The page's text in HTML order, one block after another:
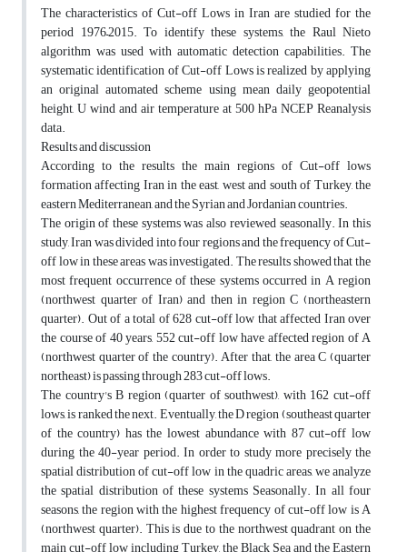
The characteristics of Cut-off Lows in Iran are studied for the
period 1976–2015. To identify these systems, the Raul Nieto
algorithm was used with automatic detection capabilities. The
systematic identification of Cut-off Lows is realized by applying
an original automated scheme using mean daily geopotential
height, U wind and air temperature at 500 hPa NCEP Reanalysis
data.
Results and discussion
According to the results the main regions of Cut-off lows
formation affecting Iran in the east, west and south of Turkey, the
eastern Mediterranean, and the Syrian and Jordanian countries.
The origin of these systems was also reviewed seasonally. In this
study, Iran was divided into four regions and the frequency of Cut-
off low in these areas was investigated. The results showed that the
most frequent occurrence of these systems occurred in A region
(northwest quarter of Iran) and then in region C (northeastern
quarter). Out of a total of 628 cut-off low that affected Iran over
the course of 40 years, 552 cut-off low have affected region of A
(northwest quarter of the country). After that, the area C (quarter
northeast) is passing through 283 cut-off lows.
The country's B region (quarter of southwest), with 162 cut-off
lows, is ranked the next. Eventually, the D region (southeast quarter
of the country) has the lowest abundance with 87 cut-off low
during the 40-year period. In order to study more precisely the
spatial distribution of cut-off low in the quadric areas, we analyze
the spatial distribution of these systems Seasonally. In all four
seasons, the region with the highest frequency of cut-off low is A
(northwest quarter). This is due to the northwest quadrant on the